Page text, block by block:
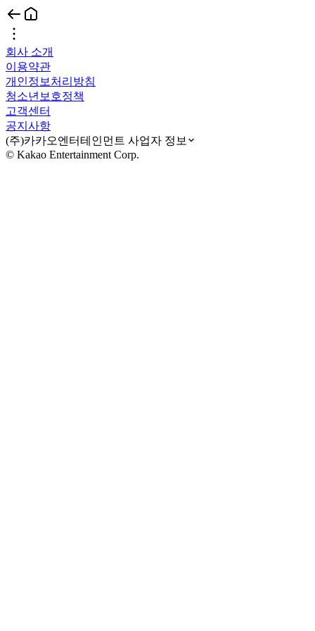
회사 소개
이용약관
개인정보처리방침
청소년보호정책
고객센터
공지사항
(주)카카오엔터테인먼트 사업자 정보
© Kakao Entertainment Corp.